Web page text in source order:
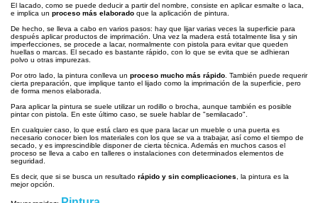
El lacado, como se puede deducir a partir del nombre, consiste en aplicar esmalte o laca,
e implica un proceso más elaborado que la aplicación de pintura.
De hecho, se lleva a cabo en varios pasos: hay que lijar varias veces la superficie para
después aplicar productos de imprimación. Una vez la madera está totalmente lisa y sin
imperfecciones, se procede a lacar, normalmente con pistola para evitar que queden
huellas o marcas. El secado es bastante rápido, con lo que se evita que se adhieran
polvo u otras impurezas.
Por otro lado, la pintura conlleva un proceso mucho más rápido . También puede requerir
cierta preparación, que implique tanto el lijado como la imprimación de la superficie, pero
de forma menos elaborada.
Para aplicar la pintura se suele utilizar un rodillo o brocha, aunque también es posible
pintar con pistola. En este último caso, se suele hablar de "semilacado".
En cualquier caso, lo que está claro es que para lacar un mueble o una puerta es
necesario conocer bien los materiales con los que se va a trabajar, así como el tiempo de
secado, y es imprescindible disponer de cierta técnica. Además en muchos casos el
proceso se lleva a cabo en talleres o instalaciones con determinados elementos de
seguridad.
Es decir, que si se busca un resultado rápido y sin complicaciones , la pintura es la
mejor opción.